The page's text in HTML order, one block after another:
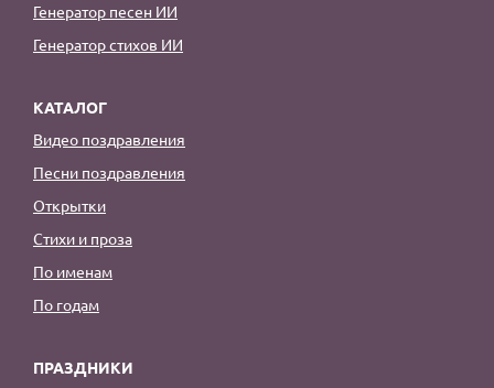
Генератор песен ИИ
Генератор стихов ИИ
КАТАЛОГ
Видео поздравления
Песни поздравления
Открытки
Стихи и проза
По именам
По годам
ПРАЗДНИКИ